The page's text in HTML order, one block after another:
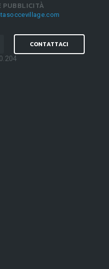
PUBBLICITÀ
CONTATTACI